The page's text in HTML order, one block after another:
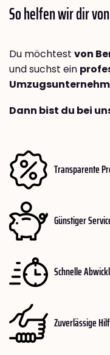
So helfen wir dir
Du möchtest von
und suchst ein
Dann bist du bei
Transparente
Günstiger
Schnelle
Zuverlässige